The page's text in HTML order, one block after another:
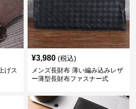
げス
¥3,980 (税込)
メンズ長財布 薄い編み込みレザ
ー薄型長財布ファスナー式